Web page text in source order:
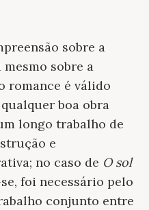
sobre a
sobre a
romance é válido
boa obra
longo trabalho de
e
no caso de O sol
foi necessário pelo
conjunto entre